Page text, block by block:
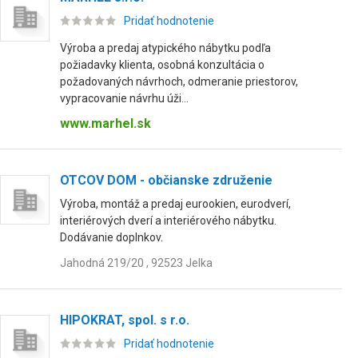
Pridať hodnotenie
Výroba a predaj atypického nábytku podľa
požiadavky klienta, osobná konzultácia o
požadovaných návrhoch, odmeranie priestorov,
vypracovanie návrhu úži...
www.marhel.sk
OTCOV DOM - občianske združenie
Výroba, montáž a predaj eurookien, eurodverí,
interiérových dverí a interiérového nábytku.
Dodávanie doplnkov.
Jahodná 219/20 , 92523 Jelka
HIPOKRAT, spol. s r.o.
Pridať hodnotenie